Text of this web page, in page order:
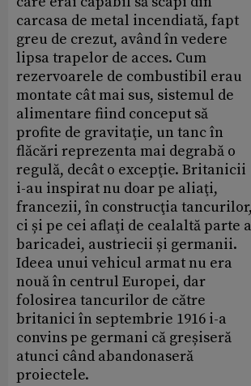
carcasa de metal incendiată, fapt
greu de crezut, având în vedere
lipsa trapelor de acces. Cum
rezervoarele de combustibil erau
montate cât mai sus, sistemul de
alimentare fiind conceput să
profite de gravitaţie, un tanc în
flăcări reprezenta mai degrabă o
regulă, decât o excepţie. Britanicii
i-au inspirat nu doar pe aliaţi,
francezii, în construcţia tancurilor,
ci și pe cei aflaţi de cealaltă parte a
baricadei, austriecii și germanii.
Ideea unui vehicul armat nu era
nouă în centrul Europei, dar
folosirea tancurilor de către
britanici în septembrie 1916 i-a
convins pe germani că greșiseră
atunci când abandonaseră
proiectele.